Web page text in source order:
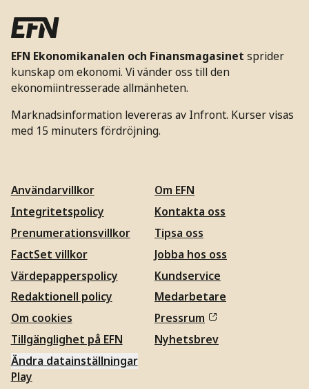
EFN Ekonomikanalen och Finansmagasinet sprider
kunskap om ekonomi. Vi vänder oss till den
ekonomiintresserade allmänheten.
Marknadsinformation levereras av Infront. Kurser visas
med 15 minuters fördröjning.
Användarvillkor
Integritetspolicy
Prenumerationsvillkor
FactSet villkor
Värdepapperspolicy
Redaktionell policy
Om cookies
Tillgänglighet på EFN
Ändra datainställningar
Om EFN
Kontakta oss
Tipsa oss
Jobba hos oss
Kundservice
Medarbetare
Pressrum
Nyhetsbrev
Play